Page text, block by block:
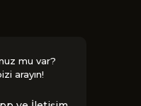
mu var?
arayın!